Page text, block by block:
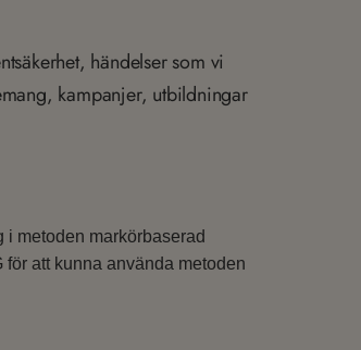
händelser som vi
kampanjer, utbildningar
i metoden markörbaserad
att kunna använda metoden